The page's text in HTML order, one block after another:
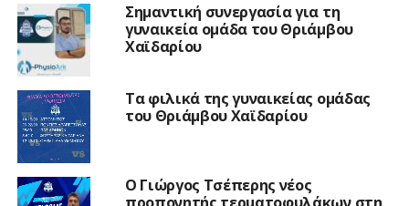
Σημαντική συνεργασία για τη
γυναικεία ομάδα του Θριάμβου
Χαϊδαρίου
Τα φιλικά της γυναικείας ομάδας
του Θριάμβου Χαϊδαρίου
Ο Γιώργος Τσέπερης νέος